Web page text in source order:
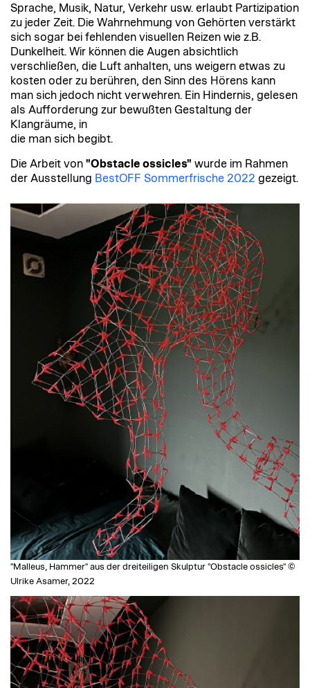
Sprache, Musik, Natur, Verkehr usw. erlaubt Partizipation
zu jeder Zeit. Die Wahrnehmung von Gehörten verstärkt
sich sogar bei fehlenden visuellen Reizen wie z.B.
Dunkelheit. Wir können die Augen absichtlich
verschließen, die Luft anhalten, uns weigern etwas zu
kosten oder zu berühren, den Sinn des Hörens kann
man sich jedoch nicht verwehren. Ein Hindernis, gelesen
als Aufforderung zur bewußten Gestaltung der
Klangräume, in
die man sich begibt.
Die Arbeit von "Obstacle ossicles" wurde im Rahmen
der Ausstellung BestOFF Sommerfrische 2022 gezeigt.
"Malleus, Hammer" aus der dreiteiligen Skulptur "Obstacle ossicles" ©
Ulrike Asamer, 2022